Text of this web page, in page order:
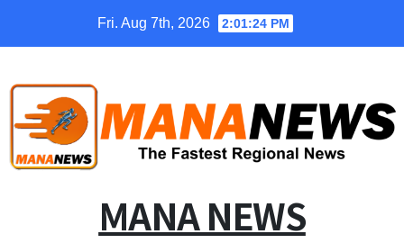
Fri. Aug 7th, 2026 2:01:25 PM
MANA NEWS